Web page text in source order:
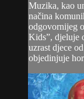
Muzika, kao
načina
odgovornijeg
Kids”, djeluje
uzrast djece
objedinjuje